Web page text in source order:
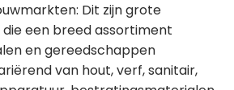
Dit zijn grote
een breed assortiment
en gereedschappen
van hout, verf, sanitair,